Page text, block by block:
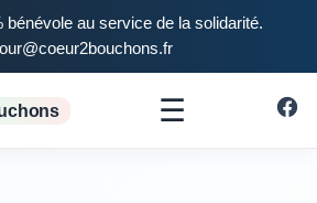
bénévole au service de la solidarité.
☰